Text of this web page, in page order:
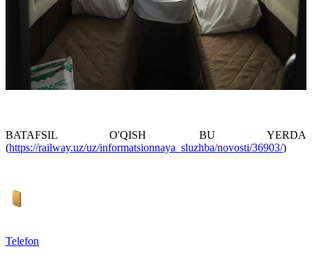
BATAFSIL O'QISH BU YERDA
(https://railway.uz/uz/informatsionnaya_sluzhba/novosti/36903/)
Telefon